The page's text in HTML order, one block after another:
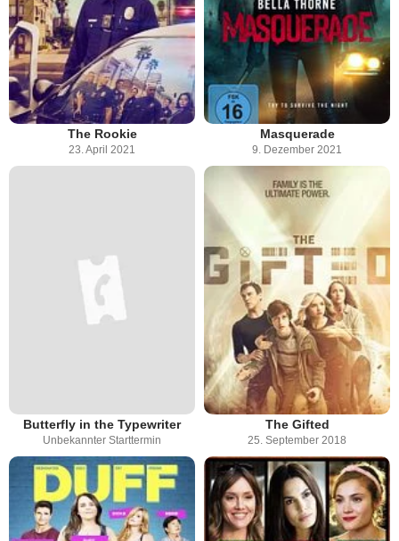
The Rookie
23. April 2021
Masquerade
9. Dezember 2021
Butterfly in the Typewriter
Unbekannter Starttermin
The Gifted
25. September 2018